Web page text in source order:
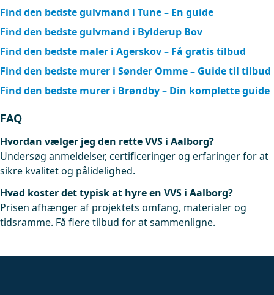
Find den bedste gulvmand i Tune – En guide
Find den bedste gulvmand i Bylderup Bov
Find den bedste maler i Agerskov – Få gratis tilbud
Find den bedste murer i Sønder Omme – Guide til tilbud
Find den bedste murer i Brøndby – Din komplette guide
FAQ
Hvordan vælger jeg den rette VVS i Aalborg?
Undersøg anmeldelser, certificeringer og erfaringer for at
sikre kvalitet og pålidelighed.
Hvad koster det typisk at hyre en VVS i Aalborg?
Prisen afhænger af projektets omfang, materialer og
tidsramme. Få flere tilbud for at sammenligne.